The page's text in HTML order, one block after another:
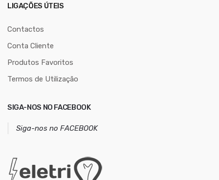
r
ç
e
e
i
LIGAÇÕES ÚTEIS
Contactos
Conta Cliente
Produtos Favoritos
Termos de Utilização
SIGA-NOS NO FACEBOOK
Siga-nos no FACEBOOK